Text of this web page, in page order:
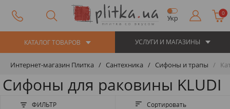
Укр
0
КАТАЛОГ ТОВАРОВ УСЛУГИ И МАГАЗИНЫ
Интернет-магазин Плитка Сантехника Сифоны и трапы
Сифоны для раковины KLUDI
ФИЛЬТР Сортировать